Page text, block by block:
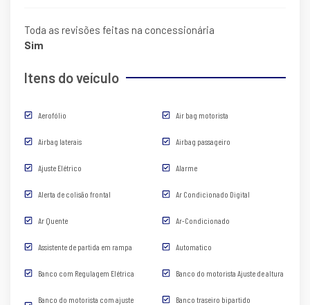
Toda as revisões feitas na concessionária
Sim
Itens do veículo
Aerofólio Air bag motorista
Airbag laterais Airbag passageiro
Ajuste Elétrico Alarme
Alerta de colisão frontal Ar Condicionado Digital
Ar Quente Ar-Condicionado
Assistente de partida em rampa Automatico
Banco com Regulagem Elétrica Banco do motorista Ajuste de altura
Banco do motorista com ajuste
Banco traseiro bipartido